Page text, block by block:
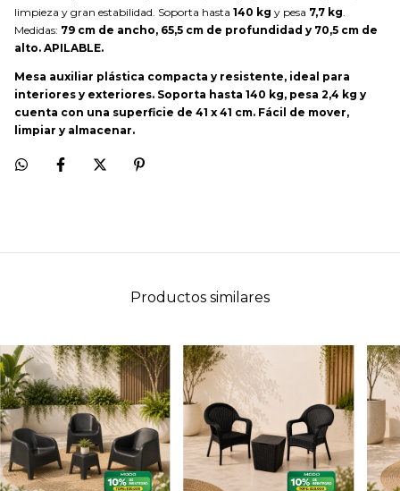
limpieza y gran estabilidad. Soporta hasta 140 kg y pesa 7,7 kg.
Medidas: 79 cm de ancho, 65,5 cm de profundidad y 70,5 cm de
alto. APILABLE.
Mesa auxiliar plástica compacta y resistente, ideal para
interiores y exteriores. Soporta hasta 140 kg, pesa 2,4 kg y
cuenta con una superficie de 41 x 41 cm. Fácil de mover,
limpiar y almacenar.
Productos similares